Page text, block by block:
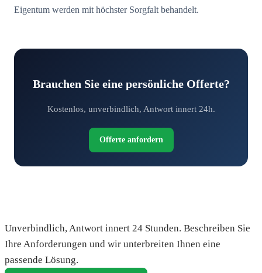
Eigentum werden mit höchster Sorgfalt behandelt.
Brauchen Sie eine persönliche Offerte?
Kostenlos, unverbindlich, Antwort innert 24h.
Offerte anfordern
Unverbindlich, Antwort innert 24 Stunden. Beschreiben Sie
Ihre Anforderungen und wir unterbreiten Ihnen eine
passende Lösung.